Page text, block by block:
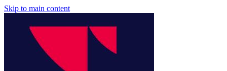
Skip to main content